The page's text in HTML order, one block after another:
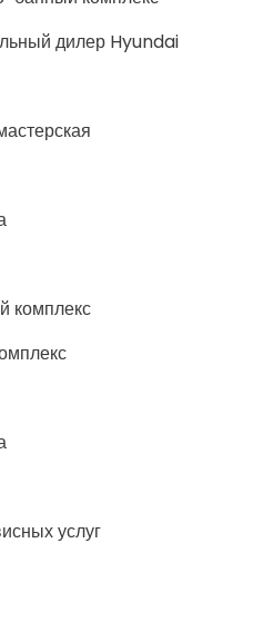
дилер Hyundai
комплекс
услуг